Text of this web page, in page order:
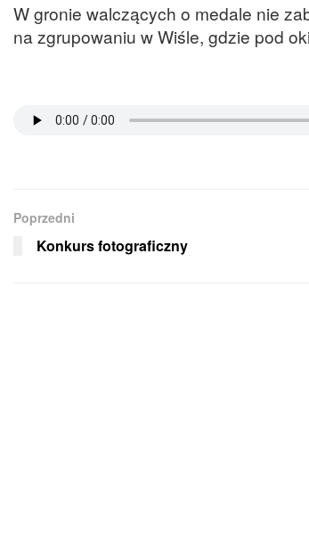
W gronie walczących o medale nie
na zgrupowaniu w Wiśle, gdzie pod
Poprzedni
Konkurs fotograficzny